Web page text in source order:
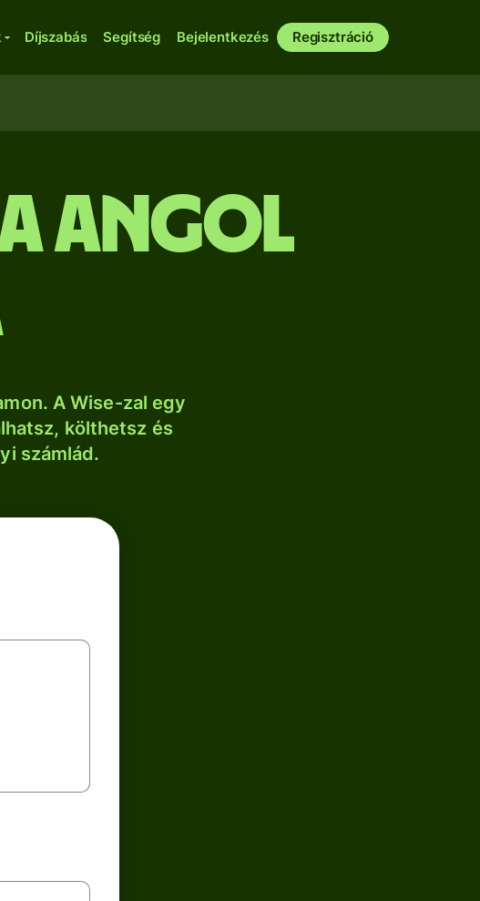
Díjszabás Segítség Bejelentkezés Regisztráció
angol
A Wise-zal egy
költhetsz és
számlád.